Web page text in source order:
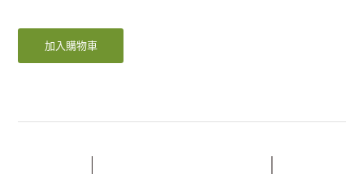
加入購物車